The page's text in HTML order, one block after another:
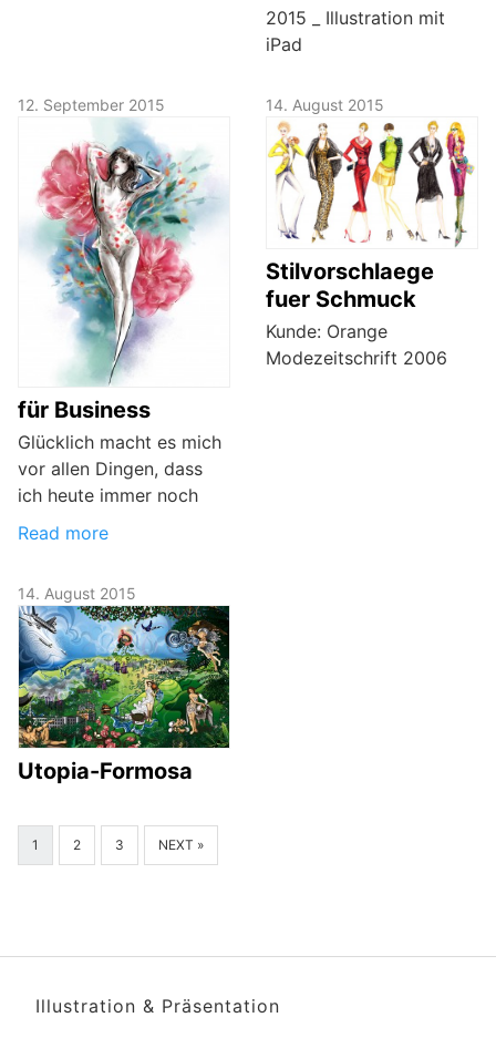
2015 _ Illustration mit
iPad
12. September 2015
für Business
Glücklich macht es mich
vor allen Dingen, dass
ich heute immer noch
Read more
14. August 2015
Stilvorschlaege
fuer Schmuck
Kunde: Orange
Modezeitschrift 2006
14. August 2015
Utopia-Formosa
1 2 3 NEXT »
Illustration & Präsentation